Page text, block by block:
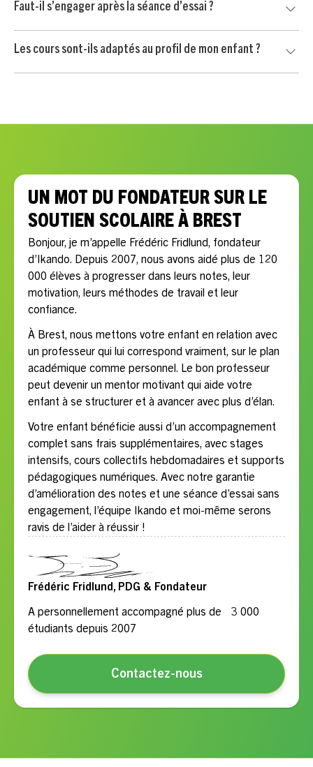
heure après crédit d’impôt immédiat de 50 %, selon les
conditions applicables.
Faut-il s’engager après la séance d’essai ?
engagement. Vous continuez uniquement si le professeur
convient à votre enfant et si l’accompagnement vous
Les cours sont-ils adaptés au profil de mon enfant ?
UN MOT DU FONDATEUR SUR LE
SOUTIEN SCOLAIRE À BREST
Bonjour, je m’appelle Frédéric Fridlund, fondateur
d’Ikando. Depuis 2007, nous avons aidé plus de 120
000 élèves à progresser dans leurs notes, leur
motivation, leurs méthodes de travail et leur
confiance.
À Brest, nous mettons votre enfant en relation avec
un professeur qui lui correspond vraiment, sur le plan
académique comme personnel. Le bon professeur
peut devenir un mentor motivant qui aide votre
enfant à se structurer et à avancer avec plus d’élan.
Votre enfant bénéficie aussi d’un accompagnement
complet sans frais supplémentaires, avec stages
intensifs, cours collectifs hebdomadaires et supports
pédagogiques numériques. Avec notre garantie
d’amélioration des notes et une séance d’essai sans
engagement, l’équipe Ikando et moi-même serons
ravis de l’aider à réussir !
Frédéric Fridlund, PDG & Fondateur
A personnellement accompagné plus de 3 000
étudiants depuis 2007
Contactez-nous